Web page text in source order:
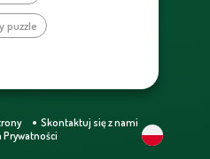
puzzle
Skontaktuj się z nami
Prywatności